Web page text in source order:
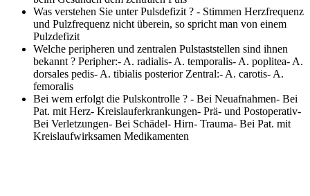
Was verstehen Sie unter Pulsdefizit ? - Stimmen Herzfrequenz
und Pulzfrequenz nicht überein, so spricht man von einem
Pulzdefizit
Welche peripheren und zentralen Pulstaststellen sind ihnen
bekannt ? Peripher:- A. radialis- A. temporalis- A. poplitea- A.
dorsales pedis- A. tibialis posterior Zentral:- A. carotis- A.
femoralis
Bei wem erfolgt die Pulskontrolle ? - Bei Neuafnahmen- Bei
Pat. mit Herz- Kreislauferkrankungen- Prä- und Postoperativ-
Bei Verletzungen- Bei Schädel- Hirn- Trauma- Bei Pat. mit
Kreislaufwirksamen Medikamenten